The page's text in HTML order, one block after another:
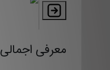
معرفی اجمالی